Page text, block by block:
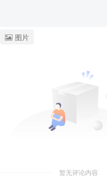
图片
暂无评论内容